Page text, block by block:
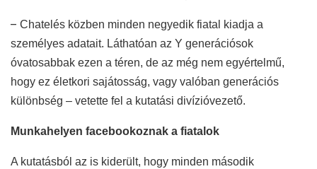
– Chatelés közben minden negyedik fiatal kiadja a
személyes adatait. Láthatóan az Y generációsok
óvatosabbak ezen a téren, de az még nem egyértelmű,
hogy ez életkori sajátosság, vagy valóban generációs
különbség – vetette fel a kutatási divízióvezető.
Munkahelyen facebookoznak a fiatalok
A kutatásból az is kiderült, hogy minden második